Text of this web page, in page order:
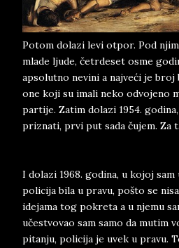
Potom dolazi levi otpor. Pod
mlade ljude, četrdeset osme
apsolutno nevini a najveći je
one koji su imali neko odvojeno
partije. Zatim dolazi 1954.
priznati, prvi put sada čujem. Za
I dolazi 1968. godina, u kojoj
policija bila u pravu, pošto se
idejama tog pokreta a u njemu
učestvovao sam samo da mutim
pitanju, policija je uvek u pravu.